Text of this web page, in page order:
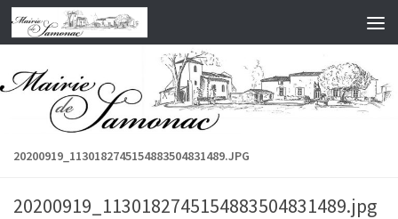
Skip to content
20200919_1130182745154883504831489.JPG
20200919_1130182745154883504831489.jpg